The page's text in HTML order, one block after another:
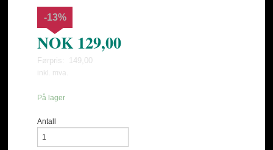
NOK 129,00
Førpris: 149,00
Rabatt
-13%
inkl. mva.
På lager
Antall